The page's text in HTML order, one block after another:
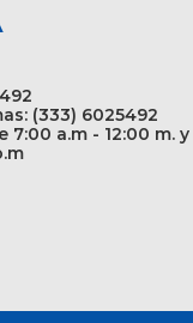
(333) 6025492
a.m - 12:00 m. y